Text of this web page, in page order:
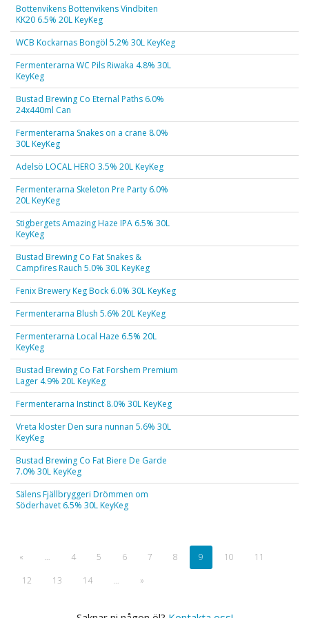
Bottenvikens Bottenvikens Vindbiten
KK20 6.5% 20L KeyKeg
WCB Kockarnas Bongöl 5.2% 30L KeyKeg
Fermenterarna WC Pils Riwaka 4.8% 30L
KeyKeg
Bustad Brewing Co Eternal Paths 6.0%
24x440ml Can
Fermenterarna Snakes on a crane 8.0%
30L KeyKeg
Adelsö LOCAL HERO 3.5% 20L KeyKeg
Fermenterarna Skeleton Pre Party 6.0%
20L KeyKeg
Stigbergets Amazing Haze IPA 6.5% 30L
KeyKeg
Bustad Brewing Co Fat Snakes &
Campfires Rauch 5.0% 30L KeyKeg
Fenix Brewery Keg Bock 6.0% 30L KeyKeg
Fermenterarna Blush 5.6% 20L KeyKeg
Fermenterarna Local Haze 6.5% 20L
KeyKeg
Bustad Brewing Co Fat Forshem Premium
Lager 4.9% 20L KeyKeg
Fermenterarna Instinct 8.0% 30L KeyKeg
Vreta kloster Den sura nunnan 5.6% 30L
KeyKeg
Bustad Brewing Co Fat Biere De Garde
7.0% 30L KeyKeg
Sälens Fjällbryggeri Drömmen om
Söderhavet 6.5% 30L KeyKeg
« … 4 5 6 7 8 9 10
11
12
13 14 … »